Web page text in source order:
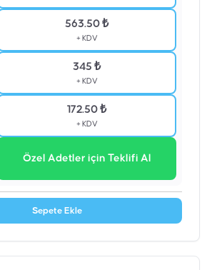
563.50 ₺
+ KDV
345 ₺
+ KDV
172.50 ₺
+ KDV
Özel Adetler için Teklifi Al
Sepete Ekle